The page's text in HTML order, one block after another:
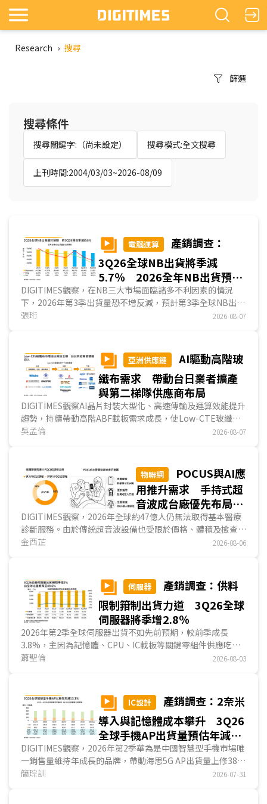
Research › 搜尋
篩選
搜尋條件
搜尋關鍵字:（尚未設定） 搜尋模式:全文搜尋
上刊時間:2004/03/03~2026-08/09
電腦運算
產銷調查：
3Q26全球NB出貨將季減
5.7％ 2026全年NB出貨預估
年減7％
DIGITIMES觀察，在NB三大市場面臨諸多不利因素的情況
下，2026年第3季出貨量恐不增反減，預計第3季全球NB出貨
將季減5.7%，與以往第3季為全年出貨高峰明顯不同。2026
銷幅度不足往年恐抑制消費。預計2026全年NB全球出貨量
1.7億台，較2025年減少約7%。...
張珩 2026-08-07
亞洲供應鏈
AI驅動高階玻
纖布需求 帶動台日業者擴產
與第二梯隊供應商布局
DIGITIMES觀察AI晶片封裝大型化、高速傳輸及運算效能提升
趨勢，持續帶動高階ABF載板需求成長，使Low-CTE玻纖布
成為先進封裝不可或缺的關鍵材料。然而，受限於特殊玻璃配
未來，隨著日東紡日本與台灣新產能逐步開出，以及台玻、南
亞、富喬等台系業者加速布局高階玻纖布市場，第二供應鏈正
逐漸成形，然新增產能仍需經歷良率爬坡與客戶驗證階段，方
屬有效產能。...
吳孟倫 2026-08-07
物聯網
POCUS與AI應
用推升需求 手持式超
音波成台廠優先布局醫
材新商機
DIGITIMES觀察，2026年全球約47億人仍無法取得基本醫療
診斷服務。由於傳統超音波設備也受限於價格、體積及檢查排
程，難以延伸至第一線場域。手持式超音波將探頭、影像處
加，醫療設備大廠、超音波新創與台灣ICT業者相繼投入，競
爭已由硬體規格延伸至AI軟體、法規驗證與通路布局。...
金西芷 2026-08-06
伺服器
產銷調查：供料
限制箝制出貨力道 3Q26全球
伺服器將季增2.8％
2026年第2季全球伺服器出貨不如先前預期，較前季成長
3.8%，主因為記憶體、CPU、IC載板等關鍵零組件供應吃
緊，箝制整機系統出貨力道，但美系大型雲端業者的伺服器採
運算、儲存伺服器。品牌商出貨則衰退5.6%，除較大型雲端
業者受到更多供給限制外，一般企業對伺服器漲價亦較難接
受，因而造成出貨不如預期。進入2026年第3季，全球伺服器
出貨量預估將首度突破500萬台大關，較前季季增2.8%，成
長動能雖延續，但因缺料問題壓抑，增速將較前季放緩...
蕭聖倫 2026-08-03
IC設計
產銷調查：2奈米
導入與記憶體成本攀升 3Q26
全球手機AP出貨量預估年減
13%
DIGITIMES觀察，2026年第2季華為是中國智慧型手機市場唯
一銷售量維持年成長的品牌，帶動海思5G AP出貨量上修380
萬顆。展望第3季，品牌業者提前為第4季旺季備貨，將帶動
簡琮訓 2026-07-31